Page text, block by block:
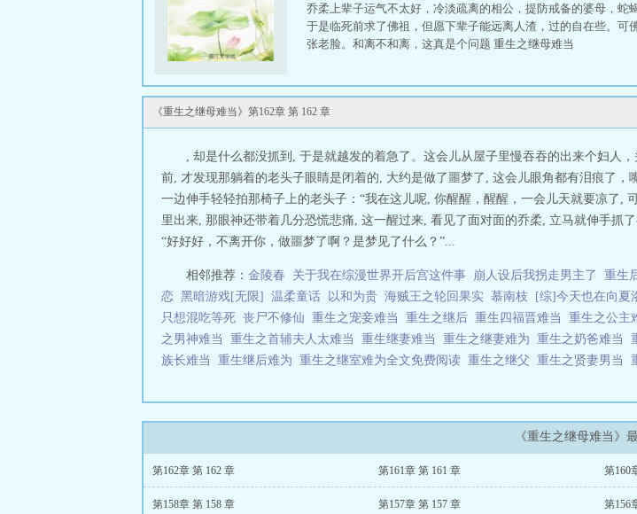
乔柔上辈子运气不太好，冷淡疏离的相公，提防戒备的婆母，蛇
于是临死前求了佛祖，但愿下辈子能远离人渣，过的自在些。
张老脸。和离不和离，这真是个问题 重生之继母难当
《重生之继母难当》第162章 第 162 章
, 却是什么都没抓到, 于是就越发的着急了。这会儿从屋子里慢吞吞的出来个妇人
前, 才发现那躺着的老头子眼睛是闭着的, 大约是做了噩梦了, 这会儿眼角都有泪痕了
一边伸手轻轻拍那椅子上的老头子：“我在这儿呢, 你醒醒，醒醒，一会儿天就要凉了,
里出来, 那眼神还带着几分恐慌悲痛, 这一醒过来, 看见了面对面的乔柔, 立马就伸手抓
“好好好，不离开你，做噩梦了啊？是梦见了什么？”...
相邻推荐： 金陵春 关于我在综漫世界开后宫这件事 崩人设后我拐走男主了 重生
恋 黑暗游戏[无限] 温柔童话 以和为贵 海贼王之轮回果实 慕南枝 [综]今天也在向夏
只想混吃等死 丧尸不修仙 重生之宠妾难当 重生之继后 重生四福晋难当 重生之公主
之男神难当 重生之首辅夫人太难当 重生继妻难当 重生之继妻难为 重生之奶爸难当
族长难当 重生继后难为 重生之继室难为全文免费阅读 重生之继父 重生之贤妻男当
《重生之继母难当》
第162章 第 162 章 第161章 第 161 章 第160
第158章 第 158 章 第157章 第 157 章 第156